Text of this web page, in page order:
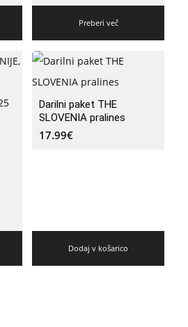
Preberi več
Darilni paket THE
SLOVENIA pralines
17.99€
Dodaj v košarico